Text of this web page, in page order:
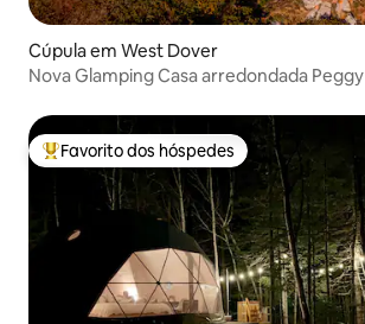
Cúpula em West Dover
Nova Glamping Casa arredondada Peggy
Favoritos dos hóspedes mais apreciados
Favorito dos hóspedes